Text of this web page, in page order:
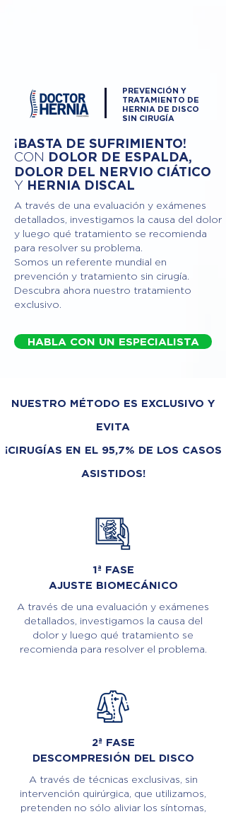
PREVENCIÓN Y
TRATAMIENTO DE
HERNIA DE DISCO
SIN CIRUGÍA
¡BASTA DE SUFRIMIENTO!
CON DOLOR DE ESPALDA,
DOLOR DEL NERVIO CIÁTICO
Y HERNIA DISCAL
A través de una evaluación y exámenes
detallados, investigamos la causa del dolor
y luego qué tratamiento se recomienda
para resolver su problema.
Somos un referente mundial en
prevención y tratamiento sin cirugía.
Descubra ahora nuestro tratamiento
exclusivo.
HABLA CON UN ESPECIALISTA
NUESTRO MÉTODO ES EXCLUSIVO Y
EVITA
¡CIRUGÍAS EN EL 95,7% DE LOS CASOS
ASISTIDOS!
1ª FASE
AJUSTE BIOMECÁNICO
A través de una evaluación y exámenes
detallados, investigamos la causa del
dolor y luego qué tratamiento se
recomienda para resolver el problema.
2ª FASE
DESCOMPRESIÓN DEL DISCO
A través de técnicas exclusivas, sin
intervención quirúrgica, que utilizamos,
pretenden no sólo aliviar los síntomas,